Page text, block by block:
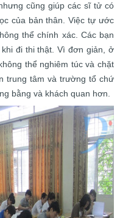
cũng giúp các sĩ tử có
của bản thân. Việc tự ước
thể chính xác. Các bạn
đi thi thật. Vì đơn giản, ở
thể nghiêm túc và chặt
trung tâm và trường tổ chứ
bằng và khách quan hơn.